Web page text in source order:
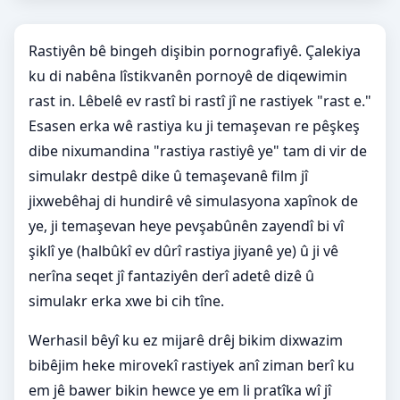
Rastiyên bê bingeh dişibin pornografiyê. Çalekiya
ku di nabêna lîstikvanên pornoyê de diqewimin
rast in. Lêbelê ev rastî bi rastî jî ne rastiyek "rast e."
Esasen erka wê rastiya ku ji temaşevan re pêşkeş
dibe nixumandina "rastiya rastiyê ye" tam di vir de
simulakr destpê dike û temaşevanê film jî
jixwebêhaj di hundirê vê simulasyona xapînok de
ye, ji temaşevan heye pevşabûnên zayendî bi vî
şiklî ye (halbûkî ev dûrî rastiya jiyanê ye) û ji vê
nerîna seqet jî fantaziyên derî adetê dizê û
simulakr erka xwe bi cih tîne.
Werhasil bêyî ku ez mijarê drêj bikim dixwazim
bibêjim heke mirovekî rastiyek anî ziman berî ku
em jê bawer bikin hewce ye em li pratîka wî jî